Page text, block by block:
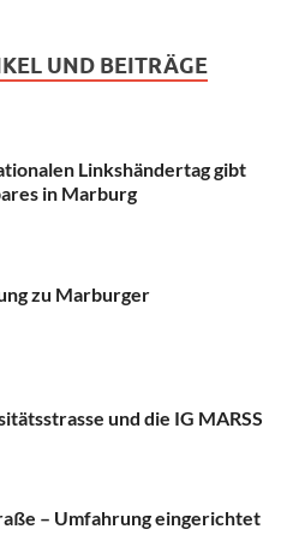
UND BEITRÄGE
Linkshändertag gibt
in Marburg
zu Marburger
und die IG MARSS
­– Umfahrung eingerichtet